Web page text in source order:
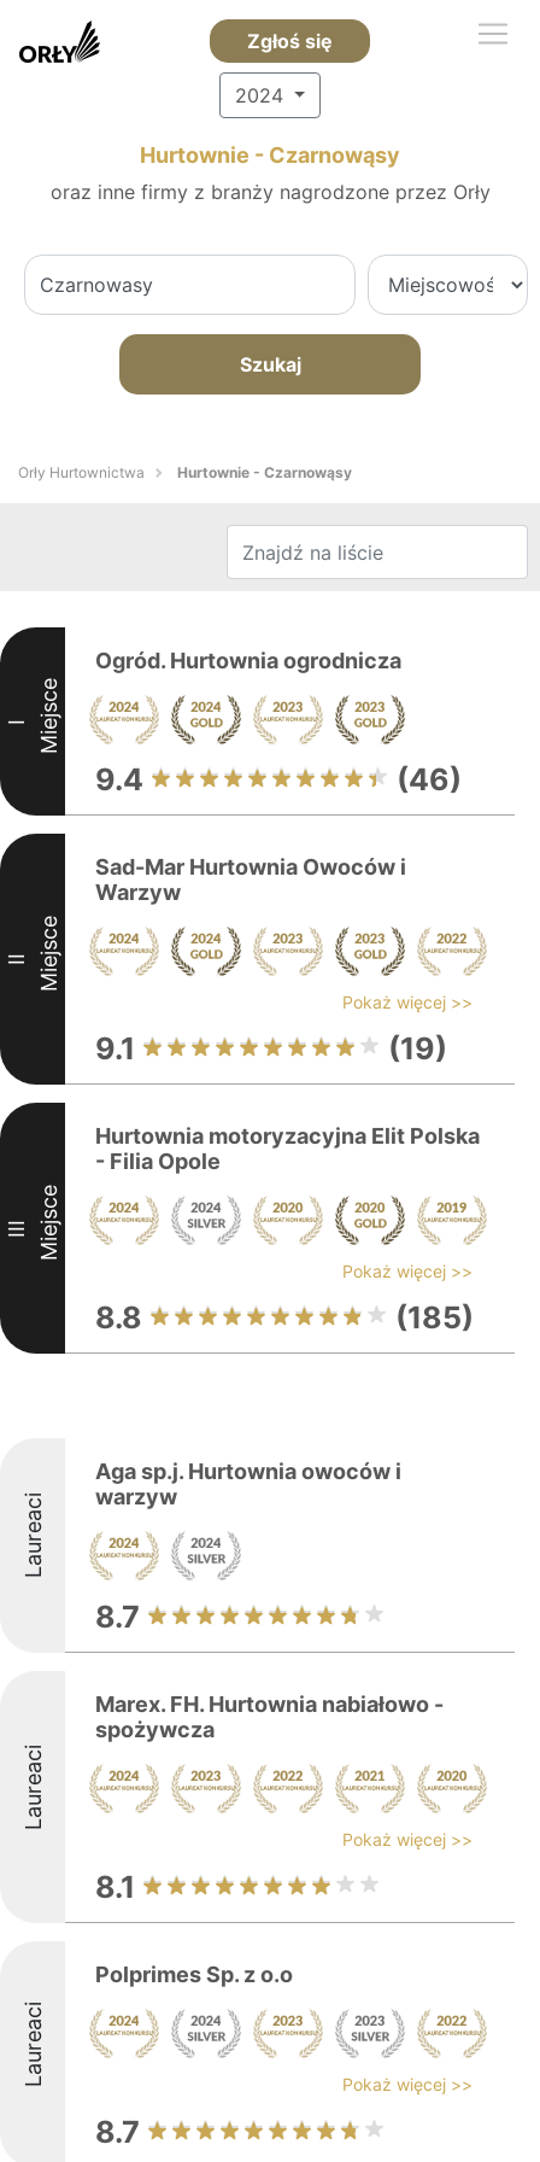
Zgłoś się
2024
Hurtownie - Czarnowąsy
oraz inne firmy z branży nagrodzone przez Orły
Szukaj
Orły Hurtownictwa Hurtownie - Czarnowąsy
I Miejsce
Ogród. Hurtownia ogrodnicza
9.4 (46)
II Miejsce
Sad-Mar Hurtownia Owoców i
Warzyw
Pokaż więcej >>
9.1 (19)
III Miejsce
Hurtownia motoryzacyjna Elit Polska
- Filia Opole
Pokaż więcej >>
8.8 (185)
Laureaci
Aga sp.j. Hurtownia owoców i
warzyw
8.7
Laureaci
Marex. FH. Hurtownia nabiałowo -
spożywcza
Pokaż więcej >>
8.1
Laureaci
Polprimes Sp. z o.o
Pokaż więcej >>
8.7